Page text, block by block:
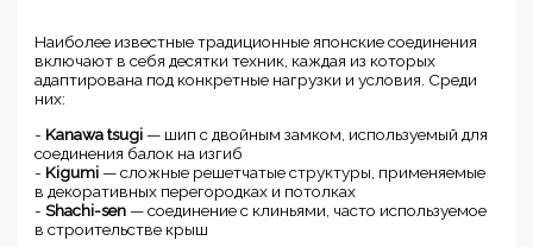
Наиболее известные традиционные японские соединения
включают в себя десятки техник, каждая из которых
адаптирована под конкретные нагрузки и условия. Среди
них:
- Kanawa tsugi — шип с двойным замком, используемый для
соединения балок на изгиб
- Kigumi — сложные решетчатые структуры, применяемые
в декоративных перегородках и потолках
-Shachi-sen — соединение с клиньями, часто используемое
в строительстве крыш